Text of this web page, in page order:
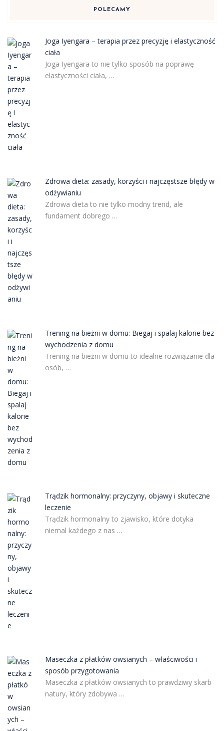
POLECAMY
Joga Iyengara – terapia przez precyzję i elastyczność
ciała
Joga Iyengara to nie tylko sposób na poprawę
elastyczności ciała, …
Zdrowa dieta: zasady, korzyści i najczęstsze błędy w
odżywianiu
Zdrowa dieta to nie tylko modny trend, ale
fundament dobrego …
Trening na bieżni w domu: Biegaj i spalaj kalorie bez
wychodzenia z domu
Trening na bieżni w domu to idealne rozwiązanie dla
osób, …
Trądzik hormonalny: przyczyny, objawy i skuteczne
leczenie
Trądzik hormonalny to zjawisko, które dotyka
niemal każdego z nas …
Maseczka z płatków owsianych – właściwości i
sposób przygotowania
Maseczka z płatków owsianych to prawdziwy skarb
natury, który zdobywa …